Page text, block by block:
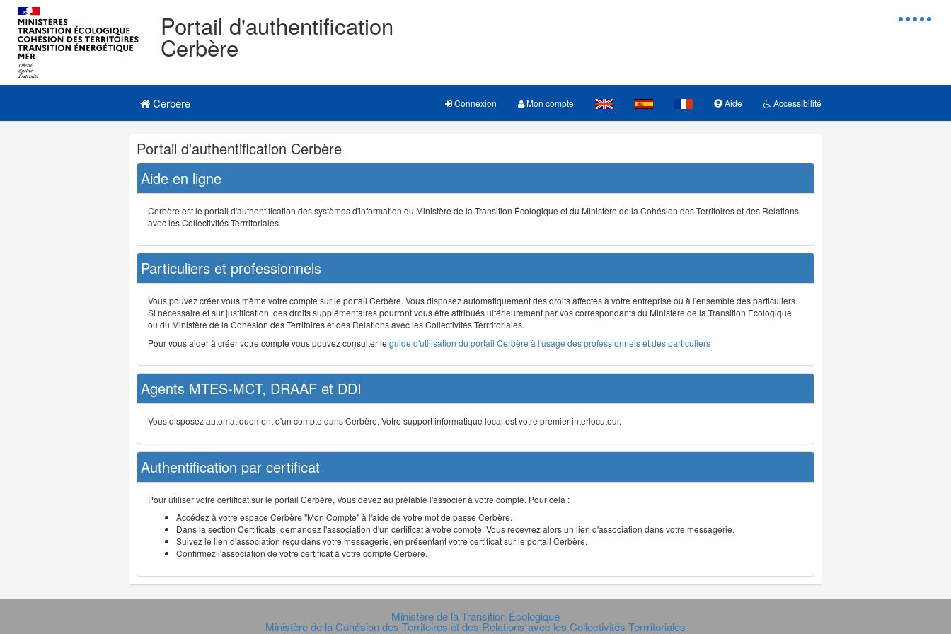
Menu
Portail d'authentification
Cerbère
Navigation
Menu principal
Cerbère Connexion Mon compte Aide Accessibilité
Navigation
et
outils
annexes
Portail d'authentification Cerbère
Aide en ligne
Cerbère est le portail d'authentification des systèmes d'information du Ministère de la Transition Écologique et du Ministère de la Cohésion des Territoires et des Relations
avec les Collectivités Terrritoriales.
Particuliers et professionnels
Vous pouvez créer vous même votre compte sur le portail Cerbère. Vous disposez automatiquement des droits affectés à votre entreprise ou à l'ensemble des particuliers.
Si nécessaire et sur justification, des droits supplémentaires pourront vous être attribués ultérieurement par vos correspondants du Ministère de la Transition Écologique
ou du Ministère de la Cohésion des Territoires et des Relations avec les Collectivités Terrritoriales.
Pour vous aider à créer votre compte vous pouvez consulter le guide d'utilisation du portail Cerbère à l'usage des professionnels et des particuliers
Agents MTES-MCT, DRAAF et DDI
Vous disposez automatiquement d'un compte dans Cerbère. Votre support informatique local est votre premier interlocuteur.
Authentification par certificat
Pour utiliser votre certificat sur le portail Cerbère, Vous devez au prélable l'associer à votre compte. Pour cela :
Accédez à votre espace Cerbère "Mon Compte" à l'aide de votre mot de passe Cerbère.
Dans la section Certificats, demandez l'association d'un certificat à votre compte. Vous recevrez alors un lien d'association dans votre messagerie.
Suivez le lien d'association reçu dans votre messagerie, en présentant votre certificat sur le portail Cerbère.
Confirmez l'association de votre certificat à votre compte Cerbère.
Ministère de la Transition Écologique
Ministère de la Cohésion des Territoires et des Relations avec les Collectivités Terrritoriales